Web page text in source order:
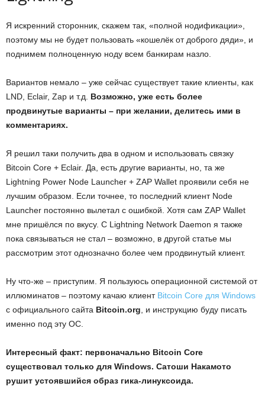
Я искренний сторонник, скажем так, «полной нодификации»,
поэтому мы не будет пользовать «кошелёк от доброго дяди», и
поднимем полноценную ноду всем банкирам назло.
Вариантов немало – уже сейчас существует такие клиенты, как
LND, Eclair, Zap и т.д. Возможно, уже есть более
продвинутые варианты – при желании, делитесь ими в
комментариях.
Я решил таки получить два в одном и использовать связку
Bitcoin Core + Eclair. Да, есть другие варианты, но, та же
Lightning Power Node Launcher + ZAP Wallet проявили себя не
лучшим образом. Если точнее, то последний клиент Node
Launcher постоянно вылетал с ошибкой. Хотя сам ZAP Wallet
мне пришёлся по вкусу. С Lightning Network Daemon я также
пока связываться не стал – возможно, в другой статье мы
рассмотрим этот однозначно более чем продвинутый клиент.
Ну что-же – приступим. Я пользуюсь операционной системой от
иллюминатов – поэтому качаю клиент Bitcoin Core для Windows
с официального сайта Bitcoin.org, и инструкцию буду писать
именно под эту ОС.
Интересный факт: первоначально Bitcoin Core
существовал только для Windows. Сатоши Накамото
рушит устоявшийся образ гика-линуксоида.